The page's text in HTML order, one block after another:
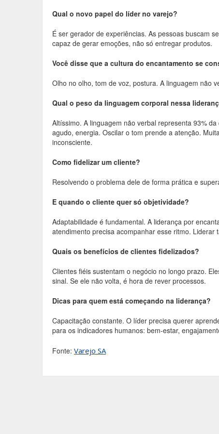
Qual o novo papel do líder no varejo?
É ser gerador de experiências. As pessoas buscam
capaz de gerar emoções, não só entregar produtos.
Você disse que a cultura do encantamento se
Olho no olho, tom de voz, postura. A linguagem não
Qual o peso da linguagem corporal nessa
Altíssimo. A linguagem não verbal representa 93%
agudo, energia. Oscilar o tom prende a atenção.
inconsciente.
Como fidelizar um cliente?
Resolvendo o problema dele de forma prática e
E quando o cliente quer só objetividade?
Adaptabilidade é fundamental. A liderança por
atendimento precisa acompanhar esse ritmo. Liderar
Quais os benefícios de clientes fidelizados?
Clientes fiéis sustentam o negócio no longo prazo.
sinal. Se ele não volta, é hora de rever processos.
Dicas para quem está começando na liderança?
Capacitação constante. O líder precisa querer
para os indicadores humanos: bem-estar,
Fonte: Varejo SA